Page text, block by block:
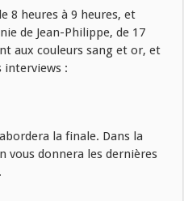
8 heures à 9 heures, et
de Jean-Philippe, de 17
aux couleurs sang et or, et
interviews :
la finale. Dans la
vous donnera les dernières